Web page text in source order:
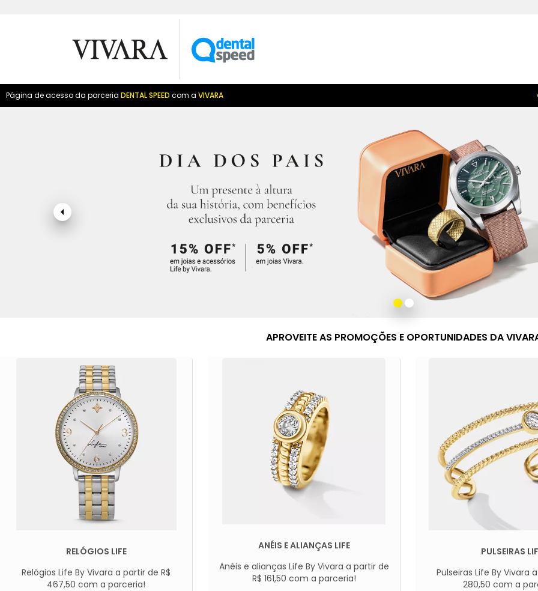
Página de acesso da parceria DENTAL SPEED com a VIVARA
arrow_left
APROVEITE AS PROMOÇÕES E OPORTUNIDADES DA
RELÓGIOS LIFE
Relógios Life By Vivara a partir de R$
467,50 com a parceria!
ANÉIS E ALIANÇAS LIFE
Anéis e alianças Life By Vivara a partir de
R$ 161,50 com a parceria!
PULSEIRAS
Pulseiras Life By Vivara
280,50 com a